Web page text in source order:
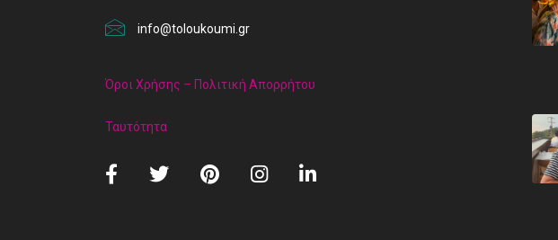
info@toloukoumi.gr
Όροι Χρήσης – Πολιτική Απορρήτου
Ταυτότητα